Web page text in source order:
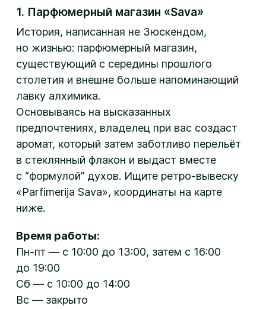
1. Парфюмерный магазин «Sava»
История, написанная не Зюскендом,
но жизнью: парфюмерный магазин,
существующий с середины прошлого
столетия и внешне больше напоминающий
лавку алхимика.
Основываясь на высказанных
предпочтениях, владелец при вас создаст
аромат, который затем заботливо перельёт
в стеклянный флакон и выдаст вместе
с “формулой” духов. Ищите ретро-вывеску
«Parfimerija Sava», координаты на карте
ниже.
Время работы:
Пн-пт — с 10:00 до 13:00, затем с 16:00
до 19:00
Сб — с 10:00 до 14:00
Вс — закрыто